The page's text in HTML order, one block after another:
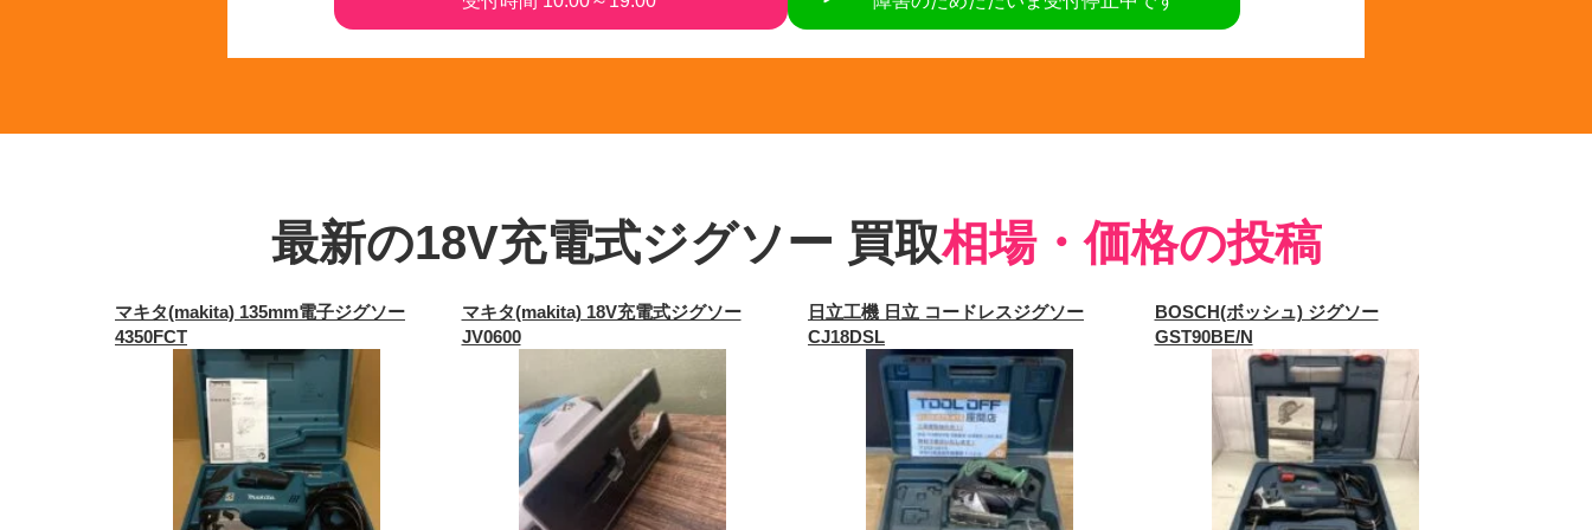
最新の18V充電式ジグソー 買取相場・価格の投稿
マキタ(makita) 135mm電子ジグソー
4350FCT
マキタ(makita) 18V充電式ジグソー
JV0600
日立工機 日立 コードレスジグソー
CJ18DSL
BOSCH(ボッシュ) ジグソー
GST90BE/N